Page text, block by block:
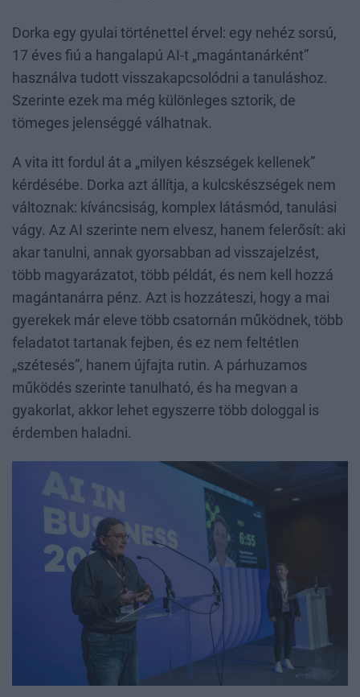
Dorka egy gyulai történettel érvel: egy nehéz sorsú,
17 éves fiú a hangalapú AI-t „magántanárként”
használva tudott visszakapcsolódni a tanuláshoz.
Szerinte ezek ma még különleges sztorik, de
tömeges jelenséggé válhatnak.
A vita itt fordul át a „milyen készségek kellenek”
kérdésébe. Dorka azt állítja, a kulcskészségek nem
változnak: kíváncsiság, komplex látásmód, tanulási
vágy. Az AI szerinte nem elvesz, hanem felerősít: aki
akar tanulni, annak gyorsabban ad visszajelzést,
több magyarázatot, több példát, és nem kell hozzá
magántanárra pénz. Azt is hozzáteszi, hogy a mai
gyerekek már eleve több csatornán működnek, több
feladatot tartanak fejben, és ez nem feltétlen
„szétesés”, hanem újfajta rutin. A párhuzamos
működés szerinte tanulható, és ha megvan a
gyakorlat, akkor lehet egyszerre több dologgal is
érdemben haladni.